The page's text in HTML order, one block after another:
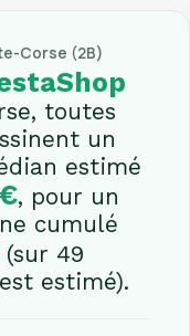
Corse (2B)
toutes
un
estimé
, pour un
cumulé
(sur 49
estimé).